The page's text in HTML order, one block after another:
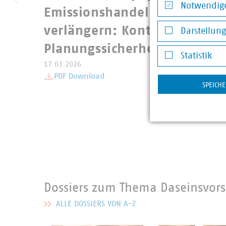
Emissionshandel 2027 -
verlängern: Kontinuität,
Planungssicherheit und
17.03.2026
PDF Download
Dossiers zum Thema
MEHR ZU DOSSIERS ZUM THEMA DASEINSVORSORGE
ALLE DOSSIERS VON A-Z
Notwendige
Darstellung
Statistik
Statistik